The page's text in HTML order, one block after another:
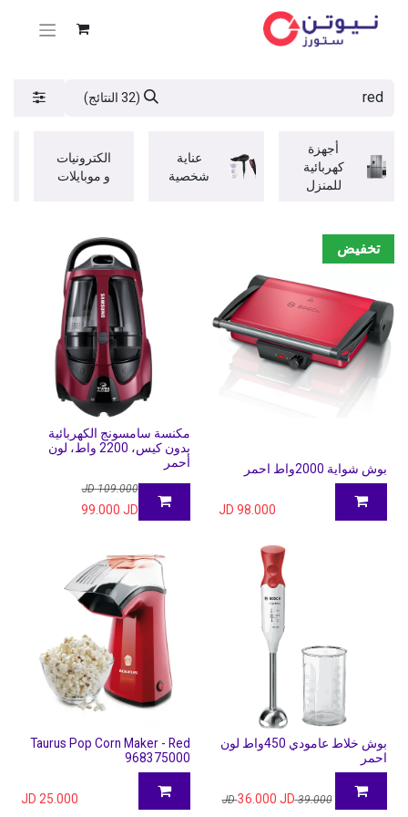
(32 النتائج)
أجهزة
كهربائية
للمنزل
عناية
شخصية
الكترونيات
و موبايلات
تخفيض
بوش شواية 2000واط احمر
98.000
مكنسة سامسونج الكهربائية
بدون كيس، 2200 واط، لون
أحمر
109.000
JD
99.000 JD
بوش خلاط عامودي 450واط لون
احمر
39.000
JD
36.000 JD
Taurus Pop Corn Maker - Red
968375000
25.000